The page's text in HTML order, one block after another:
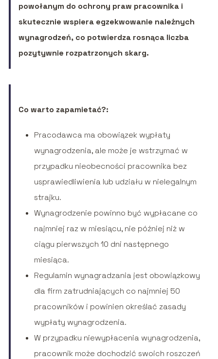
powołanym do ochrony praw pracownika i
skutecznie wspiera egzekwowanie należnych
wynagrodzeń, co potwierdza rosnąca liczba
pozytywnie rozpatrzonych skarg.
Co warto zapamietać?:
Pracodawca ma obowiązek wypłaty
wynagrodzenia, ale może je wstrzymać w
przypadku nieobecności pracownika bez
usprawiedliwienia lub udziału w nielegalnym
strajku.
Wynagrodzenie powinno być wypłacane co
najmniej raz w miesiącu, nie później niż w
ciągu pierwszych 10 dni następnego
miesiąca.
Regulamin wynagradzania jest obowiązkowy
dla firm zatrudniających co najmniej 50
pracowników i powinien określać zasady
wypłaty wynagrodzenia.
W przypadku niewypłacenia wynagrodzenia,
pracownik może dochodzić swoich roszczeń